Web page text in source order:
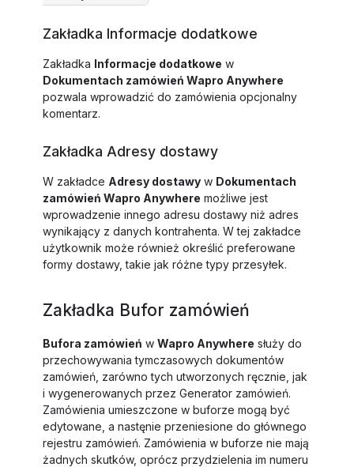
Zakładka Informacje dodatkowe
Zakładka Informacje dodatkowe w
Dokumentach zamówień Wapro Anywhere
pozwala wprowadzić do zamówienia opcjonalny
komentarz.
Zakładka Adresy dostawy
W zakładce Adresy dostawy w Dokumentach
zamówień Wapro Anywhere możliwe jest
wprowadzenie innego adresu dostawy niż adres
wynikający z danych kontrahenta. W tej zakładce
użytkownik może również określić preferowane
formy dostawy, takie jak różne typy przesyłek.
Zakładka Bufor zamówień
Bufora zamówień w Wapro Anywhere służy do
przechowywania tymczasowych dokumentów
zamówień, zarówno tych utworzonych ręcznie, jak
i wygenerowanych przez Generator zamówień.
Zamówienia umieszczone w buforze mogą być
edytowane, a nastęnie przeniesione do głównego
rejestru zamówień. Zamówienia w buforze nie mają
żadnych skutków, oprócz przydzielenia im numeru